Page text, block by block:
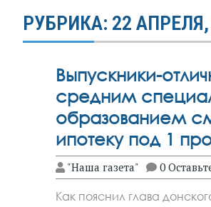
РУБРИКА: 22
Выпускники-
средним
образованием
ипотеку под 1
"Наша газета" 0
Как пояснил глава